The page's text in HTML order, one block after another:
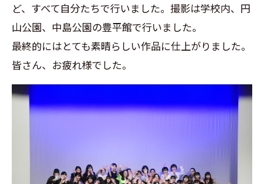
ど、すべて自分たちで行いました。撮影は学校内、円
山公園、中島公園の豊平館で行いました。
最終的にはとても素晴らしい作品に仕上がりました。
皆さん、お疲れ様でした。